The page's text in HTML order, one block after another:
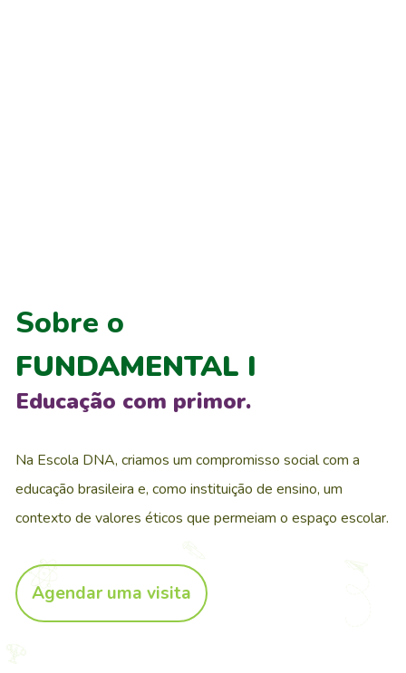
Sobre o
FUNDAMENTAL I
Educação com primor.
Na Escola DNA, criamos um compromisso social com a
educação brasileira e, como instituição de ensino, um
contexto de valores éticos que permeiam o espaço escolar.
Agendar uma visita